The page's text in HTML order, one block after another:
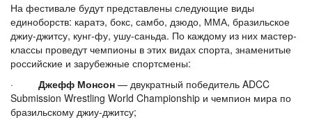
На фестивале будут представлены следующие виды
единоборств: каратэ, бокс, самбо, дзюдо, ММА, бразильское
джиу-джитсу, кунг-фу, ушу-саньда. По каждому из них мастер-
классы проведут чемпионы в этих видах спорта, знаменитые
российские и зарубежные спортсмены:
· Джефф Монсон — двукратный победитель ADCC
Submission Wrestling World Championship и чемпион мира по
бразильскому джиу-джитсу;